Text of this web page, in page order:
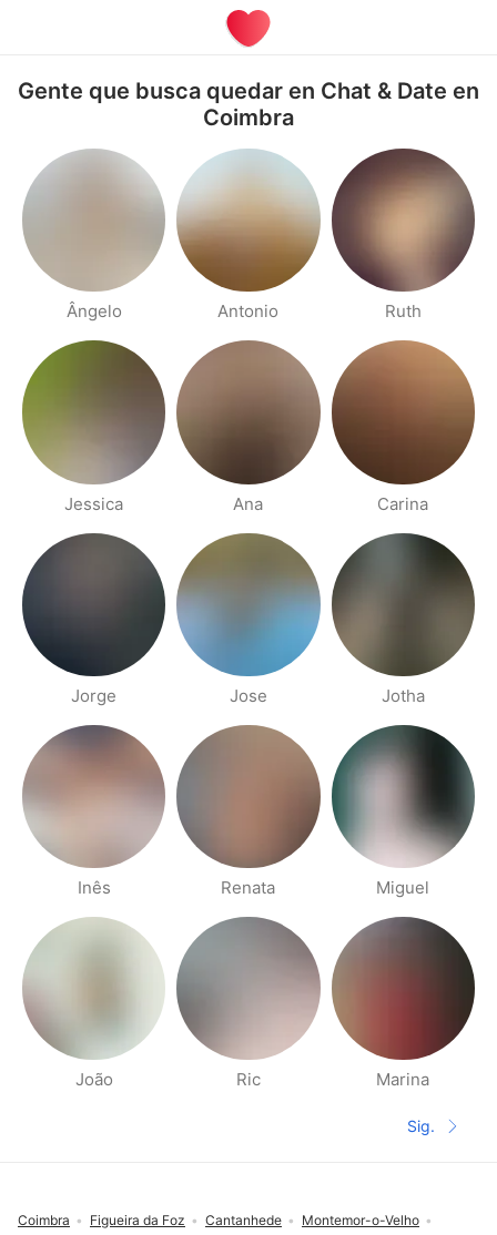
Gente que busca quedar en Chat & Date en
Coimbra
Ângelo Antonio Ruth
Jessica Ana Carina
Jorge Jose Jotha
Inês Renata Miguel
João Ric Marina
Sig.
Coimbra Figueira da Foz Cantanhede
Montemor-o-Velho